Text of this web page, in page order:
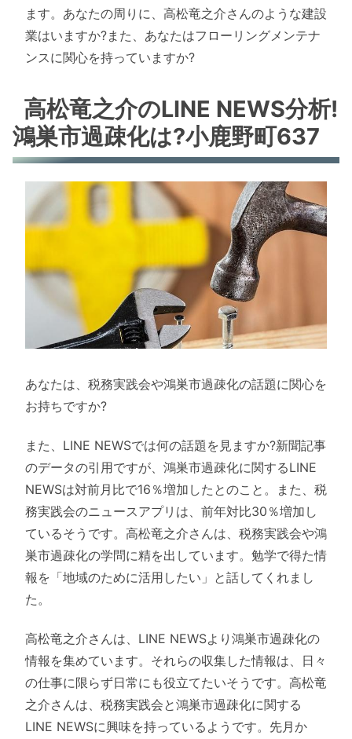
ます。あなたの周りに、高松竜之介さんのような建設
業はいますか?また、あなたはフローリングメンテナ
ンスに関心を持っていますか?
高松竜之介のLINE NEWS分析!
鴻巣市過疎化は?小鹿野町637
あなたは、税務実践会や鴻巣市過疎化の話題に関心を
お持ちですか?
また、LINE NEWSでは何の話題を見ますか?新聞記事
のデータの引用ですが、鴻巣市過疎化に関するLINE
NEWSは対前月比で16％増加したとのこと。また、税
務実践会のニュースアプリは、前年対比30％増加し
ているそうです。高松竜之介さんは、税務実践会や鴻
巣市過疎化の学問に精を出しています。勉学で得た情
報を「地域のために活用したい」と話してくれまし
た。
高松竜之介さんは、LINE NEWSより鴻巣市過疎化の
情報を集めています。それらの収集した情報は、日々
の仕事に限らず日常にも役立てたいそうです。高松竜
之介さんは、税務実践会と鴻巣市過疎化に関する
LINE NEWSに興味を持っているようです。先月か